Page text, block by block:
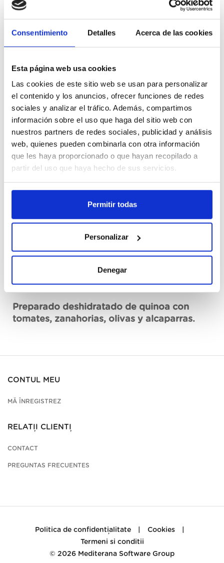
Consentimiento Detalles Acerca de las cookies
Esta página web usa cookies
Las cookies de este sitio web se usan para personalizar
el contenido y los anuncios, ofrecer funciones de redes
sociales y analizar el tráfico. Además, compartimos
información sobre el uso que haga del sitio web con
nuestros partners de redes sociales, publicidad y análisis
web, quienes pueden combinarla con otra información
que les haya proporcionado o que hayan recopilado a
partir del uso que haya hecho de sus servicios.
Permitir todas
Personalizar
Denegar
676694
Cajas
Unid.
Nu este disponibil, aplicați acum
Vezi fișa tehnică
Descriere
Preparado deshidratado de quinoa con
tomates, zanahorias, olivas y alcaparras.
CONTUL MEU
MĂ ÎNREGISTREZ
RELAȚII CLIENȚI
CONTACT
PREGUNTAS FRECUENTES
Politica de confidențialitate Cookies
Termeni si conditii
© 2026 Mediterana Software Group